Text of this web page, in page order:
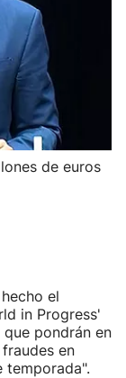
de euros
el
in Progress'
pondrán en
en